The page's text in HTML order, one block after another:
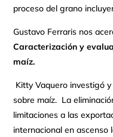
proceso del grano
Gustavo Ferraris nos
Caracterización y
maíz.
Kitty Vaquero investigó
sobre maíz. La
limitaciones a las
internacional en ascenso